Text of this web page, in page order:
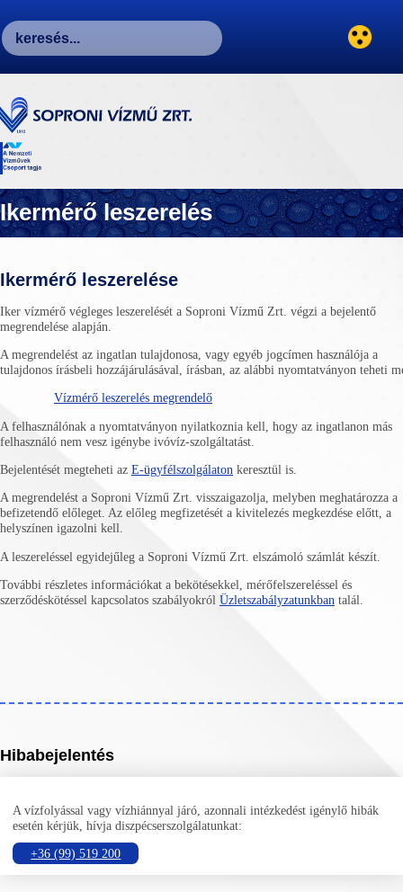
Ikermérő leszerelés
Ikermérő leszerelése
Iker vízmérő végleges leszerelését a Soproni Vízmű Zrt. végzi a bejelentő
megrendelése alapján.
A megrendelést az ingatlan tulajdonosa, vagy egyéb jogcímen használója a
tulajdonos írásbeli hozzájárulásával, írásban, az alábbi nyomtatványon teheti
Vízmérő leszerelés megrendelő
A felhasználónak a nyomtatványon nyilatkoznia kell, hogy az ingatlanon más
felhasználó nem vesz igénybe ivóvíz-szolgáltatást.
Bejelentését megteheti az E-ügyfélszolgálaton keresztül is.
A megrendelést a Soproni Vízmű Zrt. visszaigazolja, melyben meghatározza a
befizetendő előleget. Az előleg megfizetését a kivitelezés megkezdése előtt, a
helyszínen igazolni kell.
A leszereléssel egyidejűleg a Soproni Vízmű Zrt. elszámoló számlát készít.
További részletes információkat a bekötésekkel, mérőfelszereléssel és
szerződéskötéssel kapcsolatos szabályokról Üzletszabályzatunkban talál.
Hibabejelentés
A vízfolyással vagy vízhiánnyal járó, azonnali intézkedést igénylő hibák
esetén kérjük, hívja diszpécserszolgálatunkat:
+36 (99) 519 200